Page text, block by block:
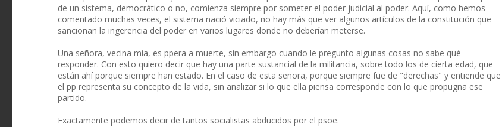
de un sistema, democrático o no, comienza siempre por someter el poder judicial al poder. Aquí, como hemos
comentado muchas veces, el sistema nació viciado, no hay más que ver algunos artículos de la constitución que
sancionan la ingerencia del poder en varios lugares donde no deberían meterse.
Una señora, vecina mía, es ppera a muerte, sin embargo cuando le pregunto algunas cosas no sabe qué
responder. Con esto quiero decir que hay una parte sustancial de la militancia, sobre todo los de cierta edad, que
están ahí porque siempre han estado. En el caso de esta señora, porque siempre fue de "derechas" y entiende que
el pp representa su concepto de la vida, sin analizar si lo que ella piensa corresponde con lo que propugna ese
partido.
Exactamente podemos decir de tantos socialistas abducidos por el psoe.